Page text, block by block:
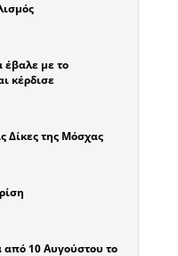
με το
κέρδισε
Δίκες της Μόσχας
από 10 Αυγούστου το